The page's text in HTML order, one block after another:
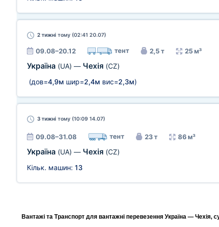
2 тижні тому (02:41 20.07)
09.08–20.12 тент 2,5 т 25 м³
Україна (UA) — Чехія (CZ)
(дов=4,9м шир=2,4м вис=2,3м)
3 тижні тому (10:09 14.07)
09.08–31.08 тент 23 т 86 м³
Україна (UA) — Чехія (CZ)
Кільк. машин: 13
Вантажі та Транспорт для вантажні перевезення Україна — Чехія,